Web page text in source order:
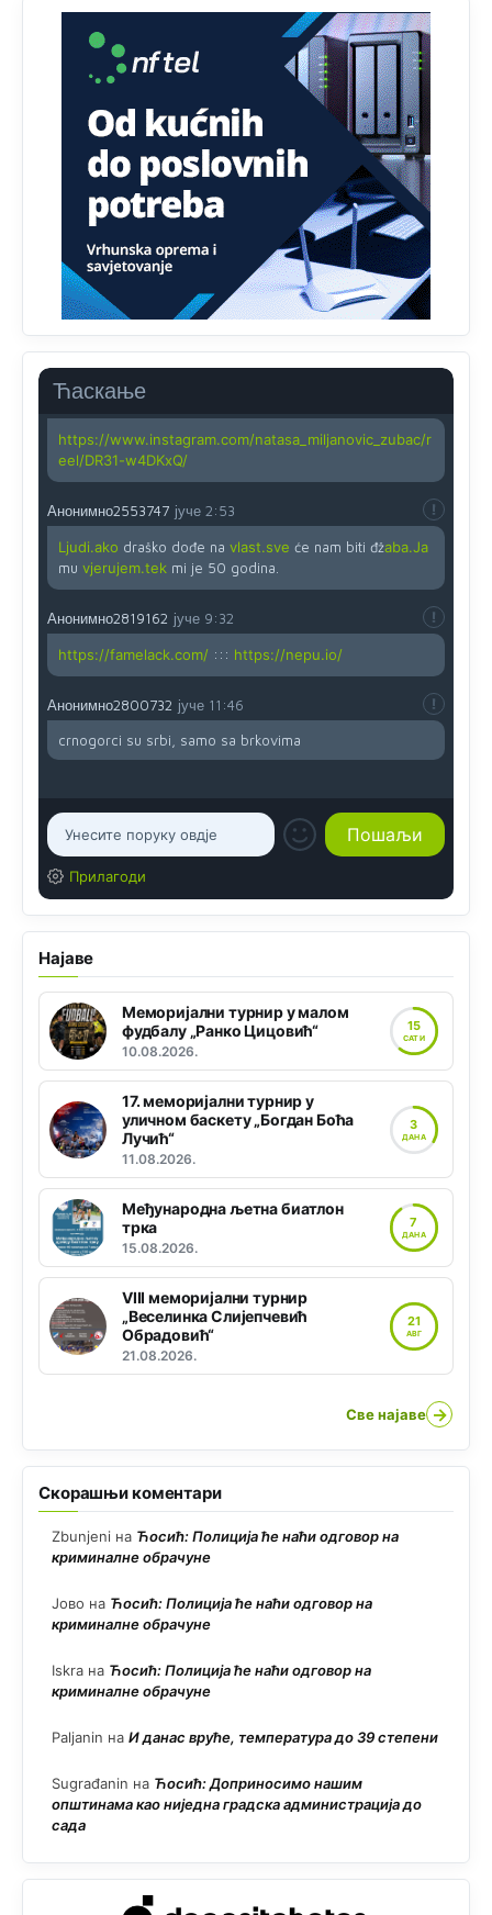
Ћаскање
Анонимно2818605 јуче
Uvođenje pravila da se umjesto dosadašnjeg znaka "X"
(krstića) kružić ispred kandidata mora u potpunosti
obojiti (popuniti) uvedeno je isključivo zbog tehničkih
zahtjeva optičkih skenera.
Анонимно2818605 јуче
11:45
Ovo pravilo jeste unijelo opravdan strah, posebno kada
su u pitanju starije osobe, osobe sa slabijim vidom ili
drhtavom rukom
Анонимно2819033 јуче 12:24
Yes,nekada je bila corava kutija za IZBORE a danas su
coravi biraci.
Анонимно2819162
https://www.instagram.com/natasa_miljanovic_zubac/r
eel/DR31-w4DKxQ/
Анонимно2553747 јуче 2:53
Ljudi.ako draško dođe na vlast.sve će nam biti đžaba.Ja
mu vjerujem.tek mi je 50 godina.
Анонимно2819162 јуче 9:32
https://famelack.com/ ::: https://nepu.io/
Анонимно2800732 јуче 11:46
crnogorci su srbi, samo sa brkovima
Прилагоди
Најаве
Меморијални турнир у малом
фудбалу „Ранко Цицовић“
10.08.2026.
15
САТИ
17. меморијални турнир у
уличном баскету „Богдан Боћа
Лучић“
11.08.2026.
3
ДАНА
Међународна љетна биатлон
трка
15.08.2026.
7
ДАНА
VIII меморијални турнир
„Веселинка Слијепчевић
Обрадовић“
21.08.2026.
21
АВГ
Све најаве →
Скорашњи коментари
Zbunjeni на Ћосић: Полиција ће наћи одговор на
криминалне обрачуне
Јово на Ћосић: Полиција ће наћи одговор на
криминалне обрачуне
Iskra на Ћосић: Полиција ће наћи одговор на
криминалне обрачуне
Paljanin на И данас вруће, температура до 39 степени
Sugrađanin на Ћосић: Доприносимо нашим
општинама као ниједна градска администрација до
сада